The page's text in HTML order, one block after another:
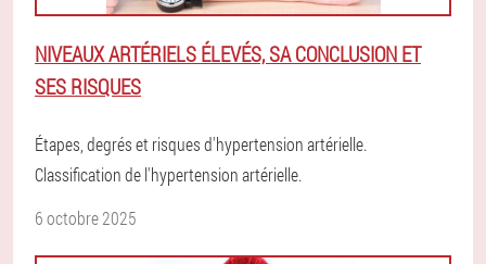
NIVEAUX ARTÉRIELS ÉLEVÉS, SA CONCLUSION ET
SES RISQUES
Étapes, degrés et risques d'hypertension artérielle.
Classification de l'hypertension artérielle.
6 octobre 2025